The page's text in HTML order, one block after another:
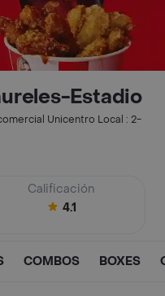
Estadio
Unicentro Local : 2-
Calificación
4.1
COMBOS BOXES